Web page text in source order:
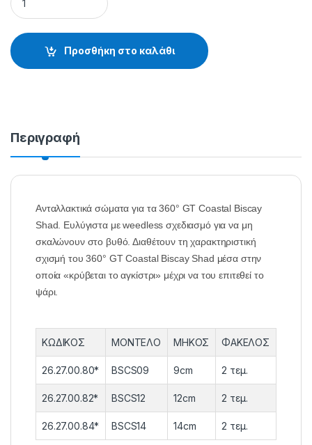
Προσθήκη στο καλάθι
Περιγραφή
Ανταλλακτικά σώματα για τα 360° GT Coastal Biscay
Shad. Ευλύγιστα με weedless σχεδιασμό για να μη
σκαλώνουν στο βυθό. Διαθέτουν τη χαρακτηριστική
σχισμή του 360° GT Coastal Biscay Shad μέσα στην
οποία «κρύβεται το αγκίστρι» μέχρι να του επιτεθεί το
ψάρι.
ΚΩΔΙΚΟΣ ΜΟΝΤΕΛΟ ΜΗΚΟΣ ΦΑΚΕΛΟΣ
26.27.00.80* BSCS09 9cm 2 τεμ.
26.27.00.82* BSCS12 12cm 2 τεμ.
26.27.00.84* BSCS14 14cm 2 τεμ.